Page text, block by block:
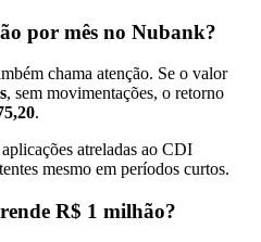
por mês no Nubank?
chama atenção. Se o valor
, sem movimentações, o retorno
.
atreladas ao CDI
mesmo em períodos curtos.
R$ 1 milhão?